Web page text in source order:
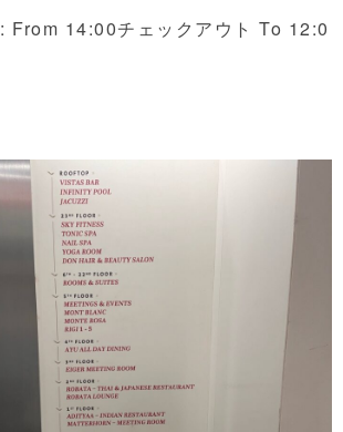
: From 14:00チェックアウト To 12:0